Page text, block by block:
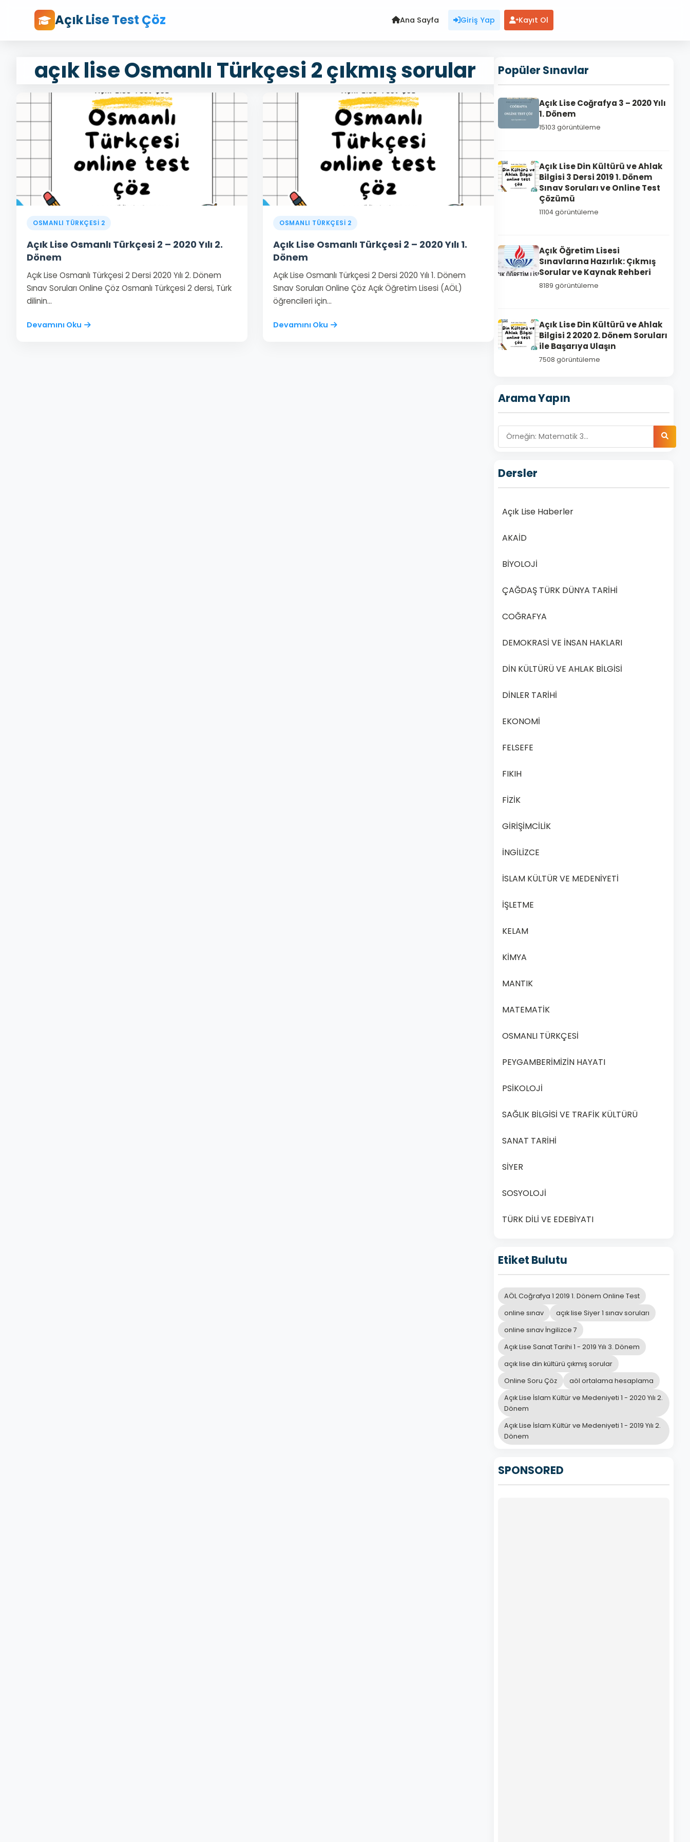
Açık Lise Test Çöz Ana Sayfa Giriş Yap Kayıt Ol
açık lise Osmanlı Türkçesi 2 çıkmış sorular
OSMANLI TÜRKÇESİ 2
Açık Lise Osmanlı Türkçesi 2 – 2020 Yılı 2.
Dönem
Açık Lise Osmanlı Türkçesi 2 Dersi 2020 Yılı 2. Dönem
Sınav Soruları Online Çöz Osmanlı Türkçesi 2 dersi, Türk
dilinin…
Devamını Oku
OSMANLI TÜRKÇESİ 2
Açık Lise Osmanlı Türkçesi 2 – 2020 Yılı 1.
Dönem
Açık Lise Osmanlı Türkçesi 2 Dersi 2020 Yılı 1. Dönem
Sınav Soruları Online Çöz Açık Öğretim Lisesi (AÖL)
öğrencileri için…
Devamını Oku
Popüler Sınavlar
Açık Lise Coğrafya 3 – 2020 Yılı
1. Dönem
15103 görüntüleme
Açık Lise Din Kültürü ve Ahlak
Bilgisi 3 Dersi 2019 1. Dönem
Sınav Soruları ve Online Test
Çözümü
11104 görüntüleme
Açık Öğretim Lisesi
Sınavlarına Hazırlık: Çıkmış
Sorular ve Kaynak Rehberi
8189 görüntüleme
Açık Lise Din Kültürü ve Ahlak
Bilgisi 2 2020 2. Dönem Soruları
ile Başarıya Ulaşın
7508 görüntüleme
Arama Yapın
Dersler
Açık Lise Haberler
AKAİD
BİYOLOJİ
ÇAĞDAŞ TÜRK DÜNYA TARİHİ
COĞRAFYA
DEMOKRASİ VE İNSAN HAKLARI
DİN KÜLTÜRÜ VE AHLAK BİLGİSİ
DİNLER TARİHİ
EKONOMİ
FELSEFE
FIKIH
FİZİK
GİRİŞİMCİLİK
İNGİLİZCE
İSLAM KÜLTÜR VE MEDENİYETİ
İŞLETME
KELAM
KİMYA
MANTIK
MATEMATİK
OSMANLI TÜRKÇESİ
PEYGAMBERİMİZİN HAYATI
PSİKOLOJİ
SAĞLIK BİLGİSİ VE TRAFİK KÜLTÜRÜ
SANAT TARİHİ
SİYER
SOSYOLOJİ
TÜRK DİLİ VE EDEBİYATI
Etiket Bulutu
AÖL Coğrafya 1 2019 1. Dönem Online Test
online sınav
açık lise Siyer 1 sınav soruları
online sınav İngilizce 7
Açık Lise Sanat Tarihi 1 - 2019 Yılı 3. Dönem
açık lise din kültürü çıkmış sorular
Online Soru Çöz
aöl ortalama hesaplama
Açık Lise İslam Kültür ve Medeniyeti 1 - 2020 Yılı 2.
Dönem
Açık Lise İslam Kültür ve Medeniyeti 1 - 2019 Yılı 2.
Dönem
SPONSORED